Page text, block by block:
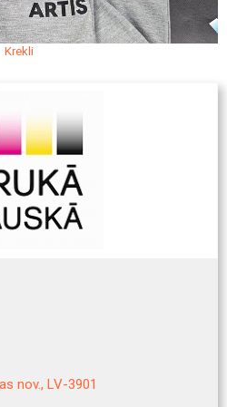
Krekli
nov., LV-3901